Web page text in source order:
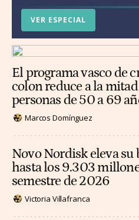
VER ESPECIAL
El programa vasco de
colon reduce a la
personas de 50 a 69
Marcos Domínguez
Novo Nordisk eleva su
hasta los 9.303
semestre de 2026
Victoria Villafranca